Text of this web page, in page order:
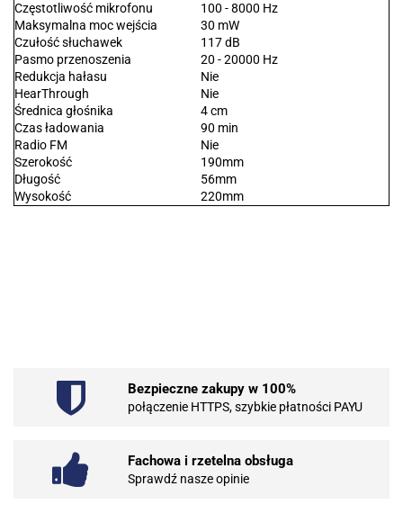
Częstotliwość mikrofonu
100 - 8000 Hz
Maksymalna moc wejścia
30 mW
Czułość słuchawek
117 dB
Pasmo przenoszenia
20 - 20000 Hz
Redukcja hałasu
Nie
HearThrough
Nie
Średnica głośnika
4 cm
Czas ładowania
90 min
Radio FM
Nie
Szerokość
190mm
Długość
56mm
Wysokość
220mm
101 INC
Bezpieczne zakupy w 100%
połączenie HTTPS, szybkie płatności PAYU
Fachowa i rzetelna obsługa
Sprawdź nasze opinie